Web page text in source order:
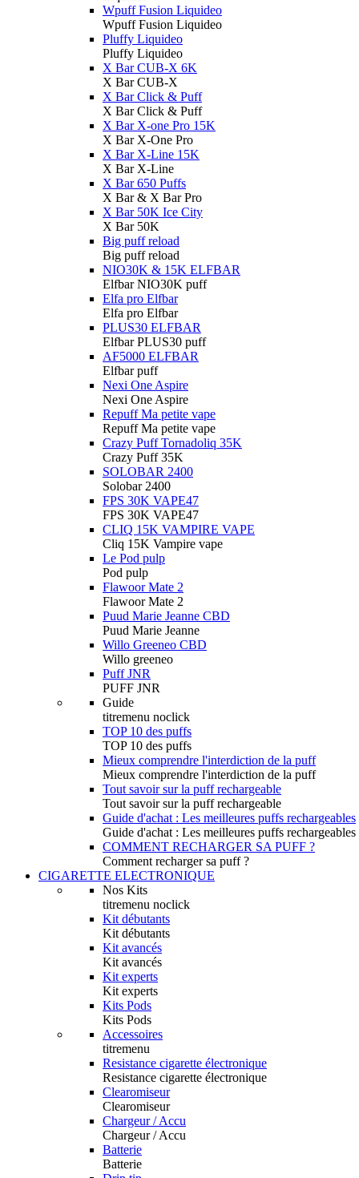
Wpuff Fusion Liquideo
Wpuff Fusion Liquideo
Pluffy Liquideo
Pluffy Liquideo
X Bar CUB-X 6K
X Bar CUB-X
X Bar Click & Puff
X Bar Click & Puff
X Bar X-one Pro 15K
X Bar X-One Pro
X Bar X-Line 15K
X Bar X-Line
X Bar 650 Puffs
X Bar & X Bar Pro
X Bar 50K Ice City
X Bar 50K
Big puff reload
Big puff reload
NIO30K & 15K ELFBAR
Elfbar NIO30K puff
Elfa pro Elfbar
Elfa pro Elfbar
PLUS30 ELFBAR
Elfbar PLUS30 puff
AF5000 ELFBAR
Elfbar puff
Nexi One Aspire
Nexi One Aspire
Repuff Ma petite vape
Repuff Ma petite vape
Crazy Puff Tornadoliq 35K
Crazy Puff 35K
SOLOBAR 2400
Solobar 2400
FPS 30K VAPE47
FPS 30K VAPE47
CLIQ 15K VAMPIRE VAPE
Cliq 15K Vampire vape
Le Pod pulp
Pod pulp
Flawoor Mate 2
Flawoor Mate 2
Puud Marie Jeanne CBD
Puud Marie Jeanne
Willo Greeneo CBD
Willo greeneo
Puff JNR
PUFF JNR
Guide
titremenu noclick
TOP 10 des puffs
TOP 10 des puffs
Mieux comprendre l'interdiction de la puff
Mieux comprendre l'interdiction de la puff
Tout savoir sur la puff rechargeable
Tout savoir sur la puff rechargeable
Guide d'achat : Les meilleures puffs rechargeables
Guide d'achat : Les meilleures puffs rechargeables
COMMENT RECHARGER SA PUFF ?
Comment recharger sa puff ?
CIGARETTE ELECTRONIQUE
Nos Kits
titremenu noclick
Kit débutants
Kit débutants
Kit avancés
Kit avancés
Kit experts
Kit experts
Kits Pods
Kits Pods
Accessoires
titremenu
Resistance cigarette électronique
Resistance cigarette électronique
Clearomiseur
Clearomiseur
Chargeur / Accu
Chargeur / Accu
Batterie
Batterie